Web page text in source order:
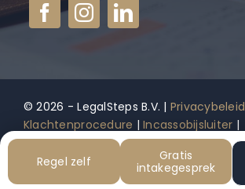
© 2026 - LegalSteps B.V. | Privacybeleid
Klachtenprocedure |Incassobijsluiter |
Incassoregister
Een
Regel zelf
Gratis
intakegesprek